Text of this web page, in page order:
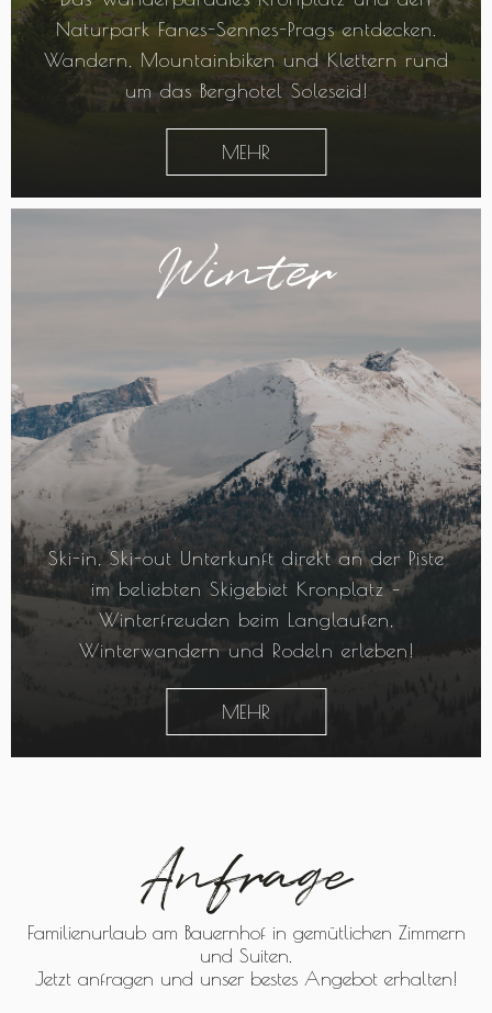
Naturpark Fanes-Sennes-Prags entdecken.
Wandern, Mountainbiken und Klettern rund
um das Berghotel Soleseid!
MEHR
Winter
Ski-in, Ski-out Unterkunft direkt an der Piste
im beliebten Skigebiet Kronplatz –
Winterfreuden beim Langlaufen,
Winterwandern und Rodeln erleben!
MEHR
Anfrage
Familienurlaub am Bauernhof in gemütlichen Zimmern
und Suiten.
Jetzt anfragen und unser bestes Angebot erhalten!